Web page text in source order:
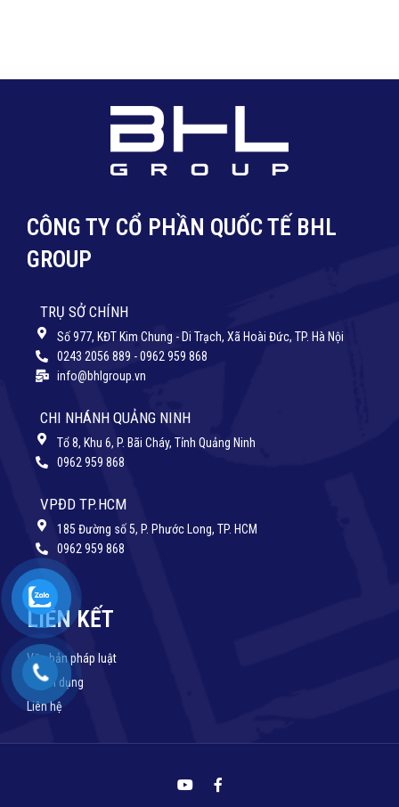
CÔNG TY CỔ PHẦN QUỐC TẾ BHL
GROUP
TRỤ SỞ CHÍNH
Số 977, KĐT Kim Chung - Di Trạch, Xã Hoài Đức, TP. Hà Nội
0243 2056 889 - 0962 959 868
info@bhlgroup.vn
CHI NHÁNH QUẢNG NINH
Tổ 8, Khu 6, P. Bãi Cháy, Tỉnh Quảng Ninh
0962 959 868
VPĐD TP.HCM
185 Đường số 5, P. Phước Long, TP. HCM
0962 959 868
LIÊN KẾT
Văn bản pháp luật
Tuyển dụng
Liên hệ